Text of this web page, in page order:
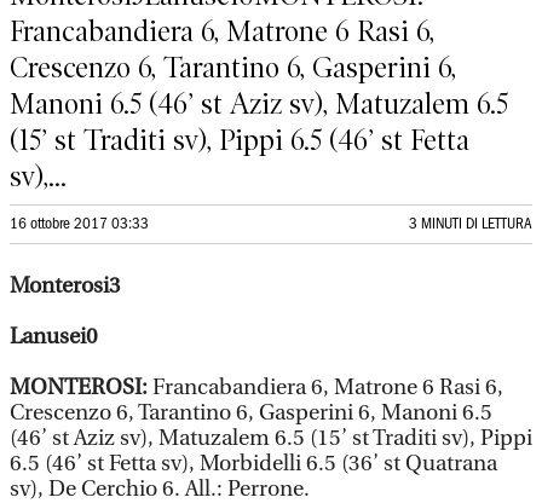
Francabandiera 6, Matrone 6 Rasi 6,
Crescenzo 6, Tarantino 6, Gasperini 6,
Manoni 6.5 (46’ st Aziz sv), Matuzalem 6.5
(15’ st Traditi sv), Pippi 6.5 (46’ st Fetta
sv),...
16 ottobre 2017 03:33 3 MINUTI DI LETTURA
Monterosi3
Lanusei0
MONTEROSI:Francabandiera 6, Matrone 6 Rasi 6,
Crescenzo 6, Tarantino 6, Gasperini 6, Manoni 6.5
(46’ st Aziz sv), Matuzalem 6.5 (15’ st Traditi sv), Pippi
6.5 (46’ st Fetta sv), Morbidelli 6.5 (36’ st Quatrana
sv), De Cerchio 6. All.: Perrone.